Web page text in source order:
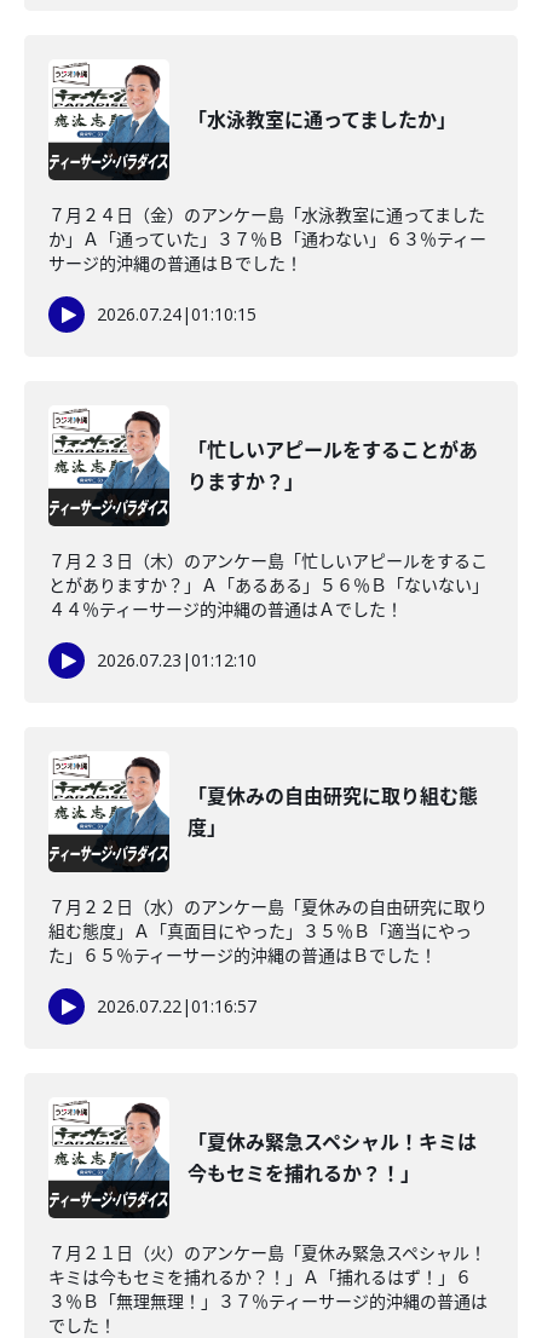
「水泳教室に通ってましたか」
７月２４日（金）のアンケー島「水泳教室に通ってました
か」Ａ「通っていた」３７％Ｂ「通わない」６３％ティー
サージ的沖縄の普通はＢでした！
2026.07.24|01:10:15
「忙しいアピールをすることがあ
りますか？」
７月２３日（木）のアンケー島「忙しいアピールをするこ
とがありますか？」Ａ「あるある」５６％Ｂ「ないない」
４４％ティーサージ的沖縄の普通はＡでした！
2026.07.23 |01:12:10
「夏休みの自由研究に取り組む態
度」
７月２２日（水）のアンケー島「夏休みの自由研究に取り
組む態度」Ａ「真面目にやった」３５％Ｂ「適当にやっ
た」６５％ティーサージ的沖縄の普通はＢでした！
2026.07.22|01:16:57
「夏休み緊急スペシャル！キミは
今もセミを捕れるか？！」
７月２１日（火）のアンケー島「夏休み緊急スペシャル！
キミは今もセミを捕れるか？！」Ａ「捕れるはず！」６
３％Ｂ「無理無理！」３７％ティーサージ的沖縄の普通は
でした！